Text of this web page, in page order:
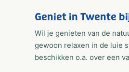
Geniet in Twente
Wil je genieten van de
gewoon relaxen in de luie
beschikken o.a. over een